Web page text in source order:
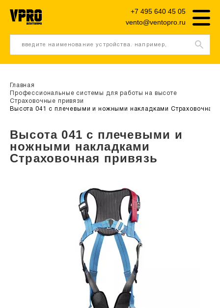
введите наименование устройства. например,
трипод
vento@ventopro.ru
+7 495 640 45 05
Главная
Профессиональные системы для работы на высоте
Страховочные привязи
Высота 041 с плечевыми и ножными накладками Страховочная
Высота 041 с плечевыми и
ножными накладками
Страховочная привязь